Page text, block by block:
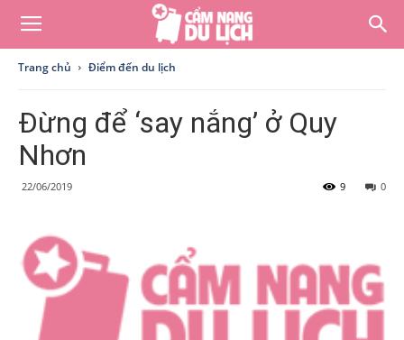
Trang chủ Điểm đến du lịch
Đừng để ‘say nắng’ ở Quy
Nhơn
22/06/2019 0
9